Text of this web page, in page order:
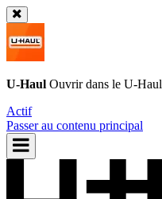
U-Haul Ouvrir dans le U-Haul
Actif
Passer au contenu principal